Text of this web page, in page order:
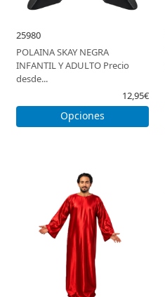
25980
POLAINA SKAY NEGRA
INFANTIL Y ADULTO Precio
desde...
12,95€
Opciones